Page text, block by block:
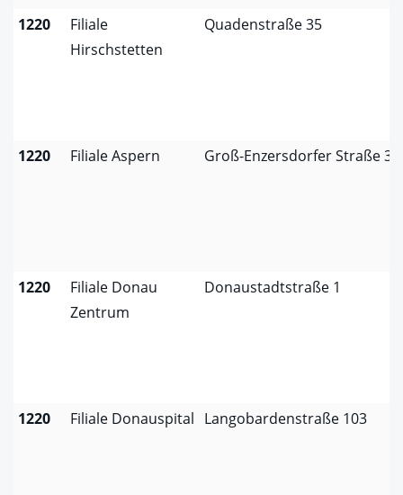
1220
Filiale
Hirschstetten
Quadenstraße 35
1220 Filiale Aspern Groß-Enzersdorfer Straße 3
1220
Filiale Donau
Zentrum
Donaustadtstraße 1
1220 Filiale Donauspital Langobardenstraße 103